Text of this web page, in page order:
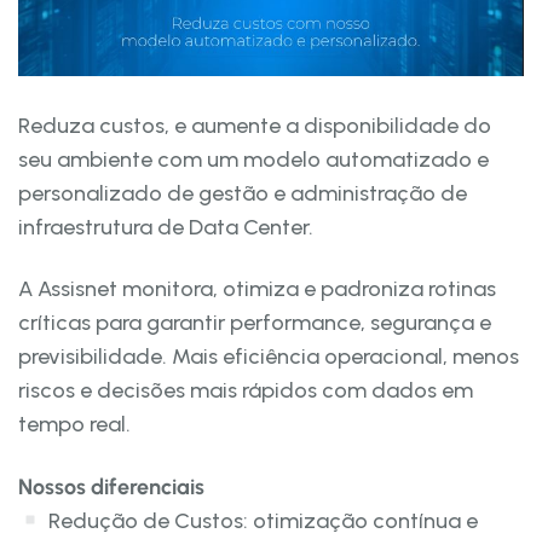
Reduza custos, e aumente a disponibilidade do
seu ambiente com um modelo automatizado e
personalizado de gestão e administração de
infraestrutura de Data Center.
A Assisnet monitora, otimiza e padroniza rotinas
críticas para garantir performance, segurança e
previsibilidade. Mais eficiência operacional, menos
riscos e decisões mais rápidos com dados em
tempo real.
Nossos diferenciais
Redução de Custos: otimização contínua e